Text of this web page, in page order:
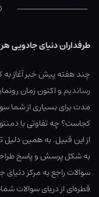
طرفداران دنیای جادویی
چند هفته‌ پیش خبر آغاز به
رساندیمو اکنون زمان
مدت برای بسیاری از شما
کجاست؟ چه تفاوتی با
از این قبیل. به همین
به شکل پرسش و پاسخ
سوالات راجع به مرکز دنیای
قطره‌ای از دریای سوالات